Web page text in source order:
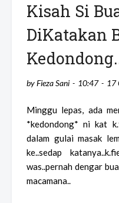
Kisah Si
DiKatakan
byFieza Sani 10:47 17
Minggu lepas, ada
*kedondong* ni kat
dalam gulai masak
ke..sedap
was..pernah dengar
macamana..